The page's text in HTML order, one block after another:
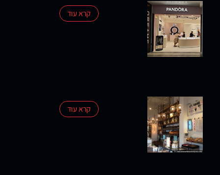
נדל״ן
מניב
ומגורים
חוות
דעת
קרא עוד
קרא עוד